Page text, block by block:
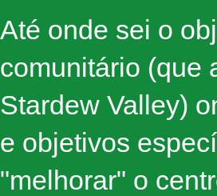
Até onde sei o
comunitário (que
Stardew Valley)
e objetivos
"melhorar" o